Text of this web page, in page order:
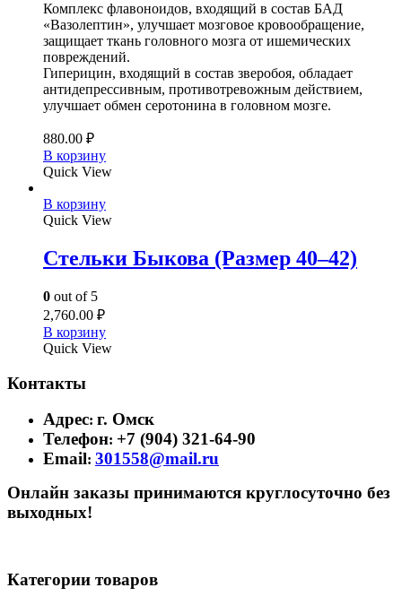
Комплекс флавоноидов, входящий в состав БАД
«Вазолептин», улучшает мозговое кровообращение,
защищает ткань головного мозга от ишемических
повреждений.
Гиперицин, входящий в состав зверобоя, обладает
антидепрессивным, противотревожным действием,
улучшает обмен серотонина в головном мозге.
880.00 ₽
В корзину
Quick View
В корзину
Quick View
Стельки Быкова (Размер 40–42)
0 out of 5
2,760.00 ₽
В корзину
Quick View
Контакты
Адрес: г. Омск
Телефон: +7 (904) 321-64-90
Email: 301558@mail.ru
Онлайн заказы принимаются круглосуточно без
выходных!
Категории товаров